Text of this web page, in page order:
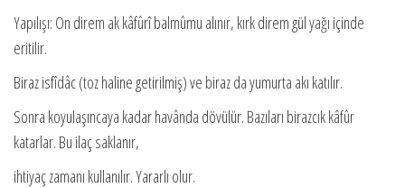
Yapılışı: On direm ak kâfûrî balmûmu alınır, kırk direm gül yağı içinde
eritilir.
Biraz isfîdâc (toz haline getirilmiş) ve biraz da yumurta akı katılır.
Sonra koyulaşıncaya kadar havânda dövülür. Bazıları birazcık kâfûr
katarlar. Bu ilaç saklanır,
ihtiyaç zamanı kullanılır. Yararlı olur.